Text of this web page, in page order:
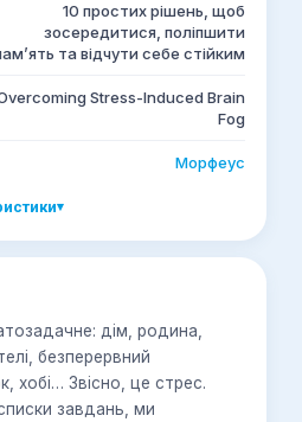
10 простих рішень, щоб
зосередитися, поліпшити
та відчути себе стійким
Stress-Induced Brain
Fog
Морфеус
▾
безперервний
хобі… Звісно, це стрес.
завдань, ми